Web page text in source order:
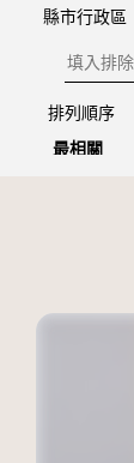
縣市行政區
排除關
排列順序